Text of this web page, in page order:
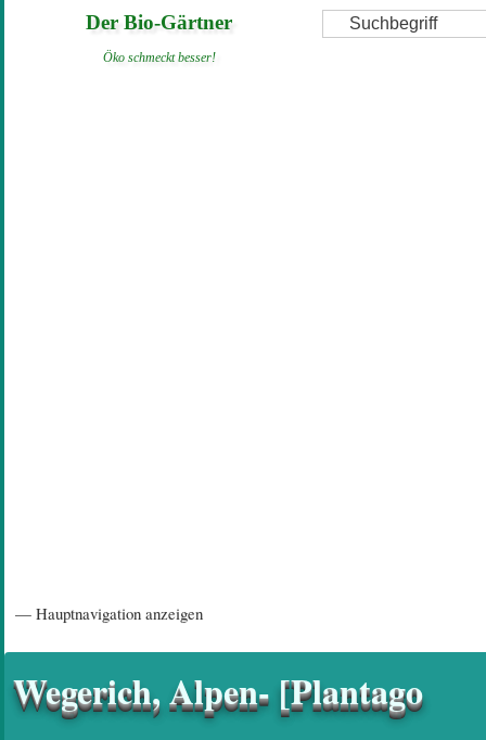
Suche
Der Bio-Gärtner
Öko schmeckt besser!
— Hauptnavigation anzeigen
Wegerich, Alpen- [Plantago